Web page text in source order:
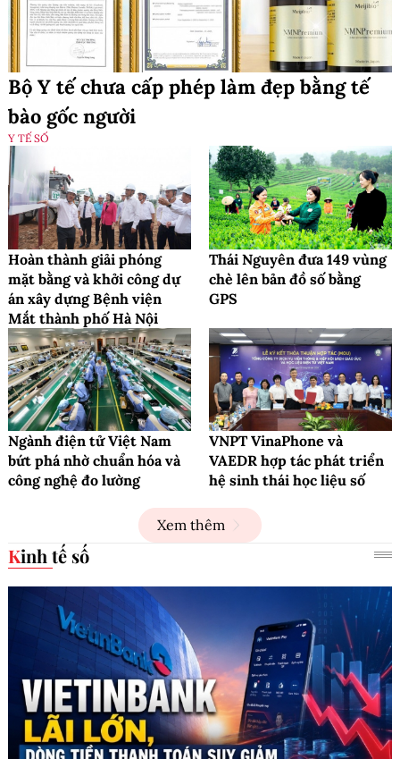
Bộ Y tế chưa cấp phép làm đẹp bằng tế
bào gốc người
Y TẾ SỐ
Hoàn thành giải phóng
mặt bằng và khởi công dự
án xây dựng Bệnh viện
Mắt thành phố Hà Nội
Thái Nguyên đưa 149 vùng
chè lên bản đồ số bằng
GPS
Ngành điện tử Việt Nam
bứt phá nhờ chuẩn hóa và
công nghệ đo lường
VNPT VinaPhone và
VAEDR hợp tác phát triển
hệ sinh thái học liệu số
Xem thêm
Kinh tế số